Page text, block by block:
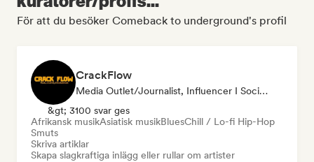
För att du besöker Comeback to underground's profil
CrackFlow
Media Outlet/Journalist, Influencer I Sociala Medier
&gt; 3100 svar ges
Afrikansk musikAsiatisk musikBluesChill / Lo-fi Hip-Hop
Smuts
Skriva artiklar
Skapa slagkraftiga inlägg eller rullar om artister